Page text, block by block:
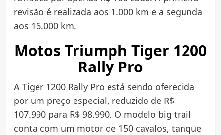
revisão é realizada aos 1.000 km e a segunda
aos 16.000 km.
Motos Triumph Tiger 1200
Rally Pro
A Tiger 1200 Rally Pro está sendo oferecida
por um preço especial, reduzido de R$
107.990 para R$ 98.990. O modelo big trail
conta com um motor de 150 cavalos, tanque